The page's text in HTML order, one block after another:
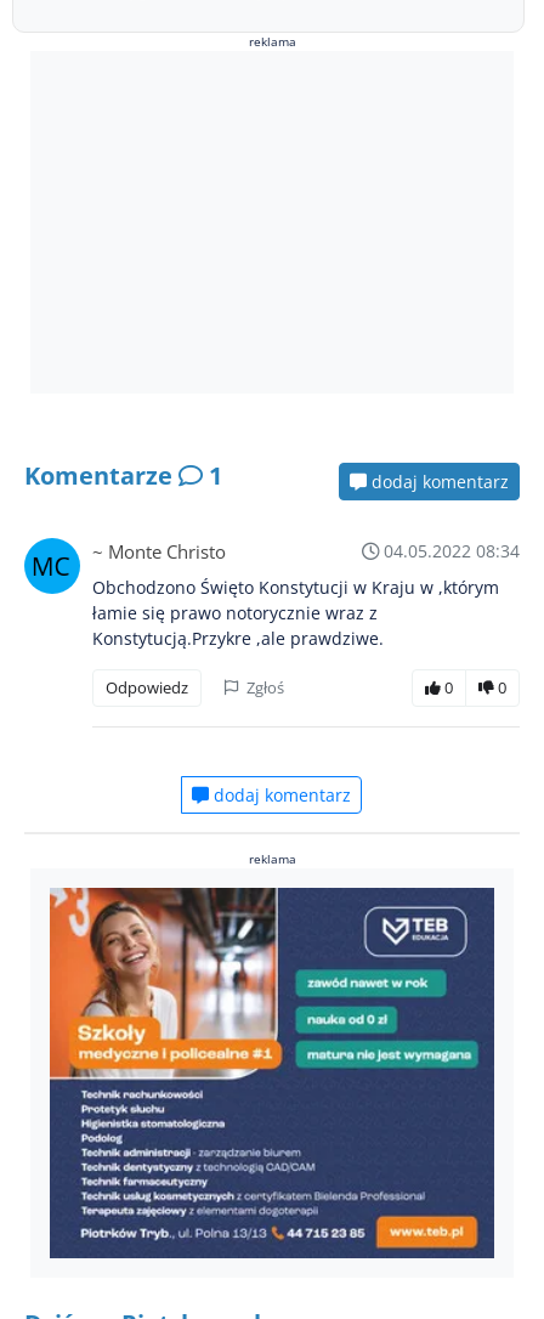
reklama
Komentarze 1 dodaj komentarz
~ Monte Christo
04.05.2022 08:34
Obchodzono Święto Konstytucji w Kraju w ,którym
łamie się prawo notorycznie wraz z
Konstytucją.Przykre ,ale prawdziwe.
Odpowiedz Zgłoś 0 0
dodaj komentarz
reklama